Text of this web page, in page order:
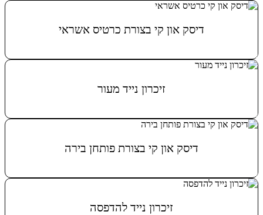
דיסק און קי בצורת כרטיס אשראי
מידע נוסף
זיכרון נייד מעור
מידע נוסף
דיסק און קי בצורת פותחן בירה
מידע נוסף
זיכרון נייד להדפסה